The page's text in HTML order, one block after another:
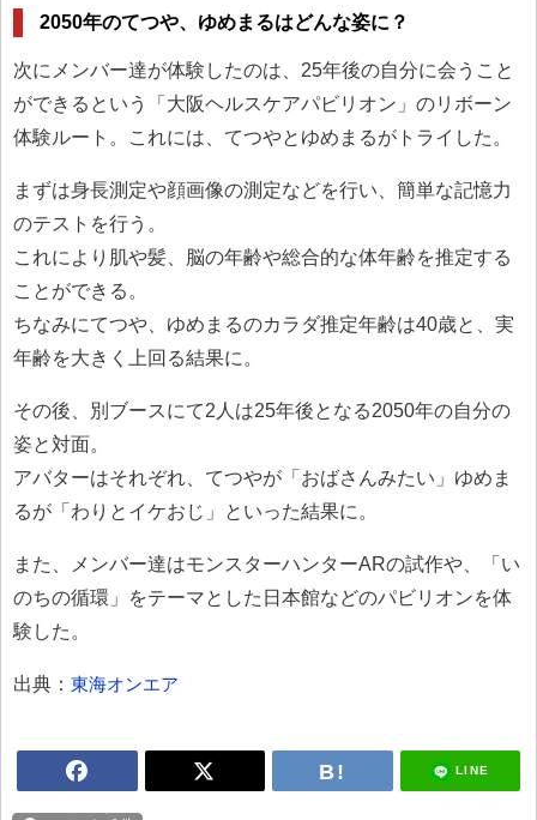
2050年のてつや、ゆめまるはどんな姿に？
次にメンバー達が体験したのは、25年後の自分に会うこと
ができるという「大阪ヘルスケアパビリオン」のリボーン
体験ルート。これには、てつやとゆめまるがトライした。
まずは身長測定や顔画像の測定などを行い、簡単な記憶力
のテストを行う。
これにより肌や髪、脳の年齢や総合的な体年齢を推定する
ことができる。
ちなみにてつや、ゆめまるのカラダ推定年齢は40歳と、実
年齢を大きく上回る結果に。
その後、別ブースにて2人は25年後となる2050年の自分の
姿と対面。
アバターはそれぞれ、てつやが「おばさんみたい」ゆめま
るが「わりとイケおじ」といった結果に。
また、メンバー達はモンスターハンターARの試作や、「い
のちの循環」をテーマとした日本館などのパビリオンを体
験した。
出典： 東海オンエア
LINE